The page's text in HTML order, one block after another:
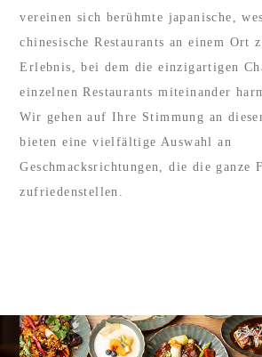
vereinen sich berühmte japanische,
chinesische Restaurants an einem Ort
Erlebnis, bei dem die einzigartigen
einzelnen Restaurants miteinander
Wir gehen auf Ihre Stimmung an
bieten eine vielfältige Auswahl an
Geschmacksrichtungen, die die ganze
zufriedenstellen.